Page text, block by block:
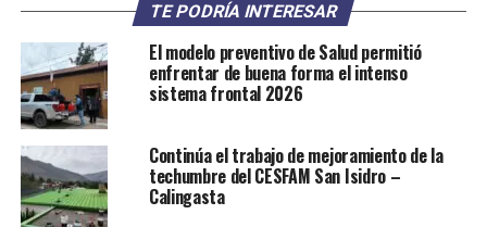
TE PODRÍA INTERESAR
El modelo preventivo de Salud permitió
enfrentar de buena forma el intenso
sistema frontal 2026
Continúa el trabajo de mejoramiento de la
techumbre del CESFAM San Isidro –
Calingasta